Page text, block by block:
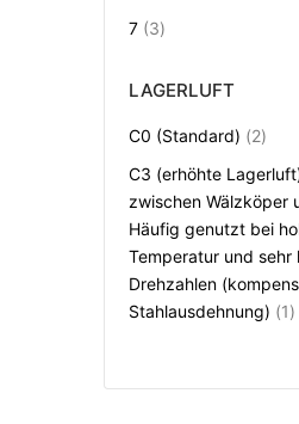
7 3Artikel
LAGERLUFT
C0 (Standard) 2Artikel
C3 (erhöhte
zwischen Wälzköper
Häufig genutzt bei
Temperatur und sehr
Drehzahlen
Stahlausdehnung)
1